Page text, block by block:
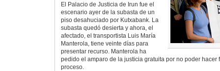
El Palacio de Justicia de Irun fue el
escenario ayer de la subasta de un
piso desahuciado por Kutxabank. La
subasta quedó desierta y ahora, el
afectado, el transportista Luis María
Manterola, tiene veinte días para
presentar recurso. Manterola ha
pedido el amparo de la justicia gratuita por no poder hacer
proceso.